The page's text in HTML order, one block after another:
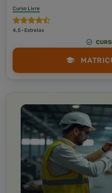
Curso Livre
4,5 · Estrelas